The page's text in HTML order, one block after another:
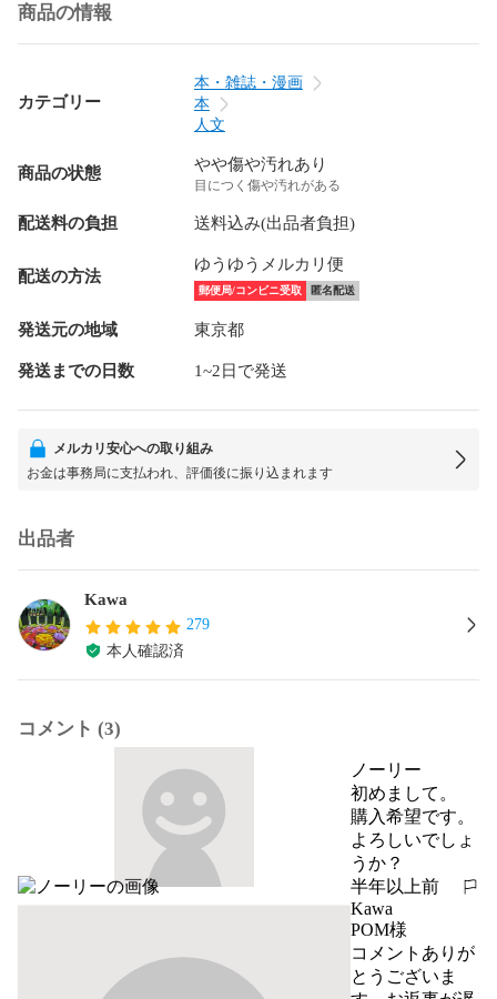
商品の情報
カテゴリー
本・雑誌・漫画
本
人文
商品の状態 やや傷や汚れあり
目につく傷や汚れがある
配送料の負担 送料込み(出品者負担)
配送の方法
ゆうゆうメルカリ便
郵便局/コンビニ受取 匿名配送
発送元の地域 東京都
発送までの日数 1~2日で発送
メルカリ安心への取り組み
お金は事務局に支払われ、評価後に振り込まれます
出品者
Kawa
279
本人確認済
コメント (3)
ノーリー
初めまして。
購入希望です。
よろしいでしょ
うか？
半年以上前
報告する
Kawa
POM様
コメントありが
とうございま